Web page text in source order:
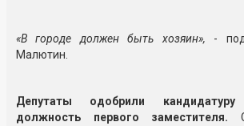
«В городе должен быть хозяин», -
Малютин.
Депутаты одобрили
должность первого заместителя.